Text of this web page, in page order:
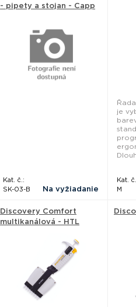
- pipety a stojan - Capp
Kat. č.:
SK-03-B
Na vyžiadanie
je
Kat.
M
Discovery Comfort
multikanálová - HTL